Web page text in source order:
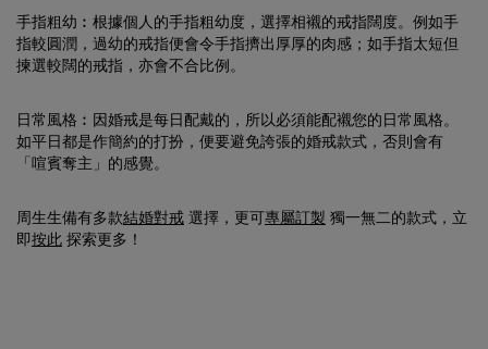
手指粗幼︰根據個人的手指粗幼度，選擇相襯的戒指闊度。例如手
指較圓潤，過幼的戒指便會令手指擠出厚厚的肉感；如手指太短但
揀選較闊的戒指，亦會不合比例。
日常風格︰因婚戒是每日配戴的，所以必須能配襯您的日常風格。
如平日都是作簡約的打扮，便要避免誇張的婚戒款式，否則會有
「喧賓奪主」的感覺。
周生生備有多款結婚對戒 選擇，更可專屬訂製 獨一無二的款式，立
即按此 探索更多！